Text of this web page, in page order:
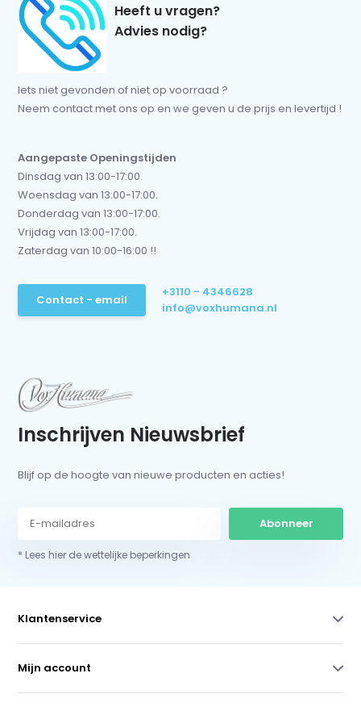
Heeft u vragen?
Advies nodig?
Iets niet gevonden of niet op voorraad ?
Neem contact met ons op en we geven u de prijs en levertijd !
Aangepaste Openingstijden
Dinsdag van 13:00-17:00.
Woensdag van 13:00-17:00.
Donderdag van 13:00-17:00.
Vrijdag van 13:00-17:00.
Zaterdag van 10:00-16:00 !!
Contact - email
+3110 - 4346628
info@voxhumana.nl
Inschrijven Nieuwsbrief
Blijf op de hoogte van nieuwe producten en acties!
Abonneer
* Lees hier de wettelijke beperkingen
Klantenservice
Mijn account